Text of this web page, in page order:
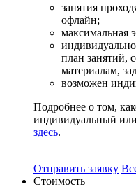
занятия
офлайн;
максимальная
план занятий,
материалам,
возможен
Подробнее о том,
индивидуальный
здесь.
Отправить заявку
Стоимость